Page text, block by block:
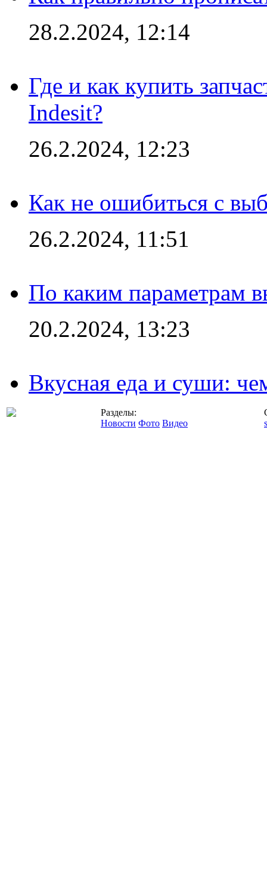
28.2.2024, 12:14
Где и как купить
Indesit?
26.2.2024, 12:23
Как не ошибиться с
26.2.2024, 11:51
По каким параметрам
20.2.2024, 13:23
Вкусная еда и суши:
Разделы:
Новости Фото Видео